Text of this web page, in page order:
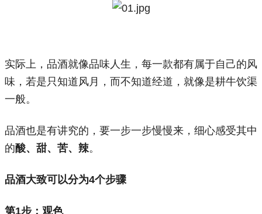
实际上，品酒就像品味人生，每一款都有属于自己的风
味，若是只知道风月，而不知道经道，就像是耕牛饮渠
一般。
品酒也是有讲究的，要一步一步慢慢来，细心感受其中
的酸、甜、苦、辣。
品酒大致可以分为4个步骤
第1步：观色